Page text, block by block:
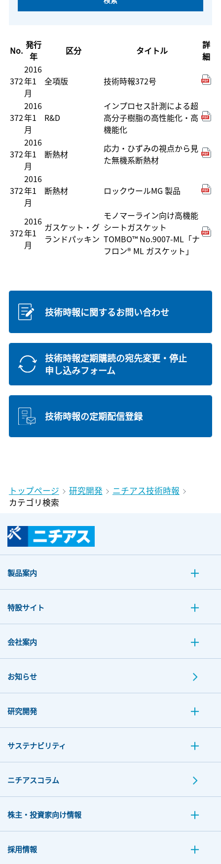
No. 発行
年
区分 タイトル
詳
細
372
2016
年1
月
全項版 技術時報372号
372
2016
年1
月
R&D
インプロセス計測による超
高分子樹脂の高性能化・高
機能化
372
2016
年1
月
断熱材
応力・ひずみの視点から見
た無機系断熱材
372
2016
年1
月
断熱材 ロックウールMG 製品
372
2016
年1
月
ガスケット・グ
ランドパッキン
モノマーライン向け高機能
シートガスケット
TOMBO™ No.9007-ML「ナ
フロン® ML ガスケット」
技術時報に関するお問い合わせ
技術時報定期購読の宛先変更・停止
申し込みフォーム
技術時報の定期配信登録
トップページ 研究開発
ニチアス技術時報
カテゴリ検索
製品案内
特設サイト
会社案内
お知らせ
研究開発
サステナビリティ
ニチアスコラム
株主・投資家向け情報
採用情報